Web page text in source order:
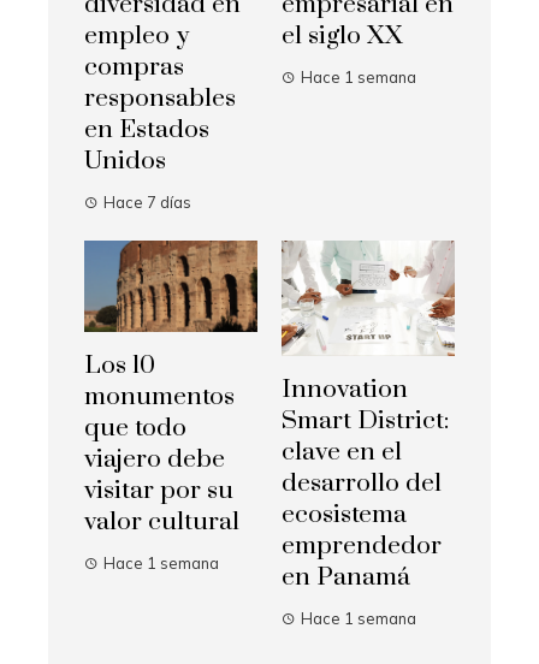
empleo y
compras
responsables
en Estados
Unidos
Hace 7 días
el siglo XX
Hace 1 semana
Los 10
monumentos
que todo
viajero debe
visitar por su
valor cultural
Hace 1 semana
Innovation
Smart District:
clave en el
desarrollo del
ecosistema
emprendedor
en Panamá
Hace 1 semana